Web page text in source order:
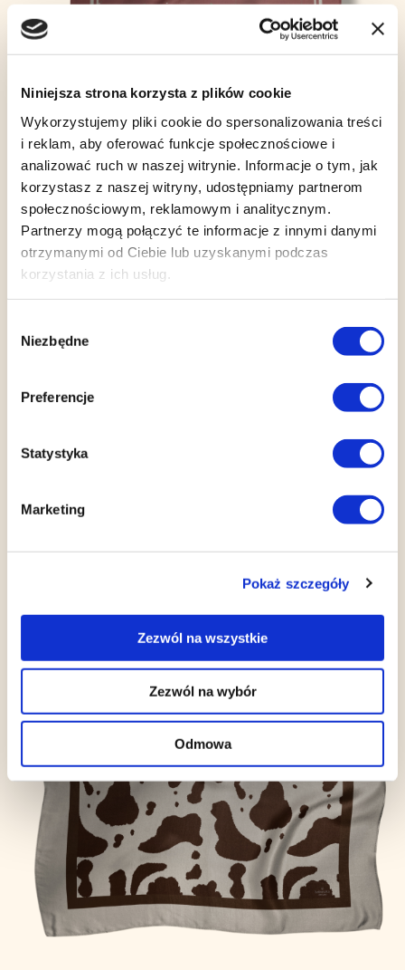
Niniejsza strona korzysta z plików cookie
Wykorzystujemy pliki cookie do spersonalizowania treści
i reklam, aby oferować funkcje społecznościowe i
analizować ruch w naszej witrynie. Informacje o tym, jak
korzystasz z naszej witryny, udostępniamy partnerom
społecznościowym, reklamowym i analitycznym.
Partnerzy mogą połączyć te informacje z innymi danymi
otrzymanymi od Ciebie lub uzyskanymi podczas
korzystania z ich usług.
zgody
Niezbędne
Preferencje
Statystyka
Marketing
Pokaż szczegóły
Zezwól na wszystkie
Zezwól na wybór
Odmowa